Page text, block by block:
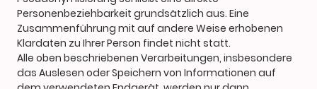
Personenbeziehbarkeit grundsätzlich aus. Eine
Zusammenführung mit auf andere Weise erhobenen
Klardaten zu Ihrer Person findet nicht statt.
Alle oben beschriebenen Verarbeitungen, insbesondere
das Auslesen oder Speichern von Informationen auf